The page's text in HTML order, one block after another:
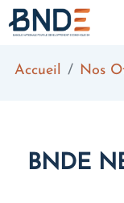
Aller au contenu
Accueil Nos
BNDE